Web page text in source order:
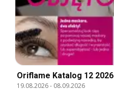
Oriflame Katalog 12 2026
19.08.2026- 08.09.2026